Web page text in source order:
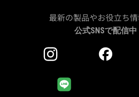
最新の製品やお役立ち
公式SNSで配信中